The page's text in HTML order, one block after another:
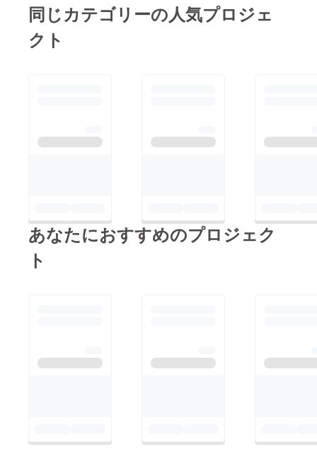
同じカテゴリーの人気プロジェ
クト
あなたにおすすめのプロジェク
ト